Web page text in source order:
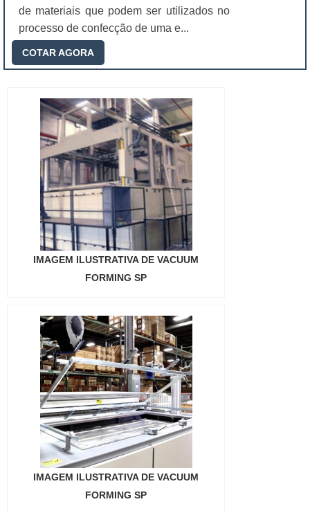
de materiais que podem ser utilizados no
processo de confecção de uma e...
COTAR AGORA
IMAGEM ILUSTRATIVA DE VACUUM
FORMING SP
IMAGEM ILUSTRATIVA DE VACUUM
FORMING SP